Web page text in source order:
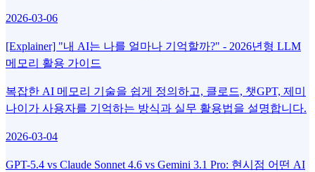
2026-03-06
[Explainer] "내 AI는 나를 얼마나 기억할까?" - 2026년형 LLM
메모리 활용 가이드
복잡한 AI 메모리 기술을 쉽게 정의하고, 클로드, 챗GPT, 제미
나이가 사용자를 기억하는 방식과 실무 활용법을 설명합니다.
2026-03-04
GPT-5.4 vs Claude Sonnet 4.6 vs Gemini 3.1 Pro: 현시점 어떤 AI